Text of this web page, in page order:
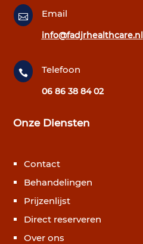
 Email
info@fadjrhealthcare.nl
 Telefoon
06 86 38 84 02
Onze Diensten
Contact
Behandelingen
Prijzenlijst
Direct reserveren
Over ons